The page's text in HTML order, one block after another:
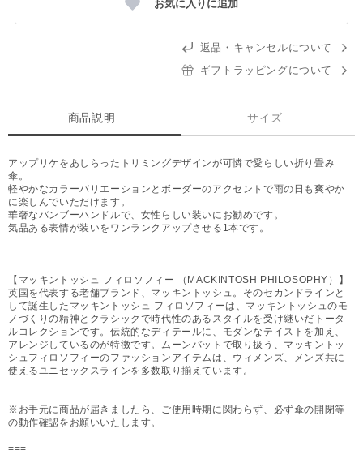
お気に入りに追加
返品・キャンセルについて
ギフトラッピングについて
商品説明 サイズ
アップリケをあしらったトリミングデザインが可憐で愛らしい折り畳み
傘。
軽やかなカラーバリエーションとボーダーのアクセントで雨の日も爽やか
に楽しんでいただけます。
華奢なバンブーハンドルで、女性らしい装いにお勧めです。
気品ある表情が装いをワンランクアップさせる1本です。
【マッキントッシュ フィロソフィー （MACKINTOSH PHILOSOPHY）】
英国を代表する老舗ブランド、マッキントッシュ。そのセカンドラインと
して誕生したマッキントッシュ フィロソフィーは、マッキントッシュのモ
ノづくりの精神とクラシックで時代性のあるスタイルを受け継いだトータ
ルコレクションです。伝統的なディテールに、モダンなテイストを加え、
アレンジしているのが特徴です。ムーンバットで取り扱う、マッキントッ
シュフィロソフィーのファッションアイテムは、ウィメンズ、メンズ共に
使えるユニセックスラインを多数取り揃えています。
※お手元に商品が届きましたら、ご使用時期に関わらず、必ず傘の開閉等
の動作確認をお願いいたします。
===